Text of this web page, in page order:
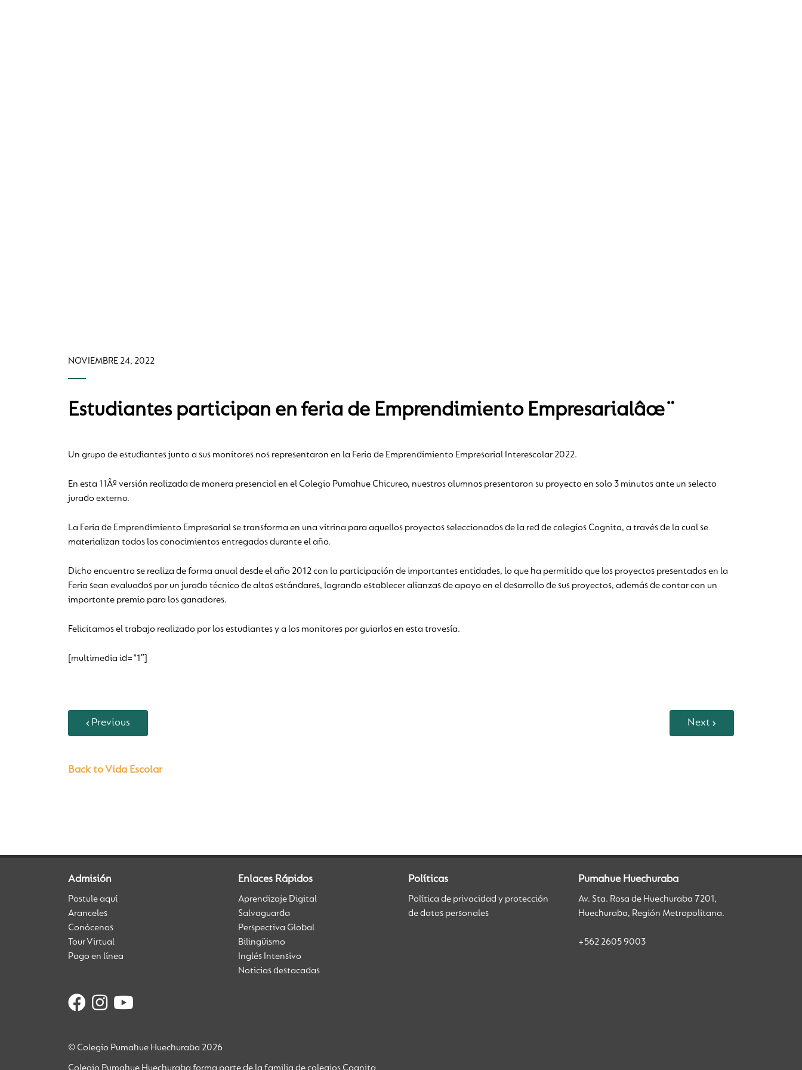
NOVIEMBRE 24, 2022
Estudiantes participan en feria de Emprendimiento Empresarialâœ¨
Un grupo de estudiantes junto a sus monitores nos representaron en la Feria de Emprendimiento Empresarial Interescolar 2022.
En esta 11Âº versión realizada de manera presencial en el Colegio Pumahue Chicureo, nuestros alumnos presentaron su proyecto en solo 3 minutos ante un selecto
jurado externo.
La Feria de Emprendimiento Empresarial se transforma en una vitrina para aquellos proyectos seleccionados de la red de colegios Cognita, a través de la cual se
materializan todos los conocimientos entregados durante el año.
Dicho encuentro se realiza de forma anual desde el año 2012 con la participación de importantes entidades, lo que ha permitido que los proyectos presentados en la
Feria sean evaluados por un jurado técnico de altos estándares, logrando establecer alianzas de apoyo en el desarrollo de sus proyectos, además de contar con un
importante premio para los ganadores.
Felicitamos el trabajo realizado por los estudiantes y a los monitores por guiarlos en esta travesía.
[multimedia id=”1″]
Previous Next
Back to Vida Escolar
Admisión
Postule aquí
Aranceles
Conócenos
Tour Virtual
Pago en línea
Enlaces Rápidos
Aprendizaje Digital
Salvaguarda
Perspectiva Global
Bilingüismo
Inglés Intensivo
Noticias destacadas
Políticas
Política de privacidad y protección
de datos personales
Pumahue Huechuraba
Av. Sta. Rosa de Huechuraba 7201,
Huechuraba, Región Metropolitana.
+562 2605 9003
© Colegio Pumahue Huechuraba 2026